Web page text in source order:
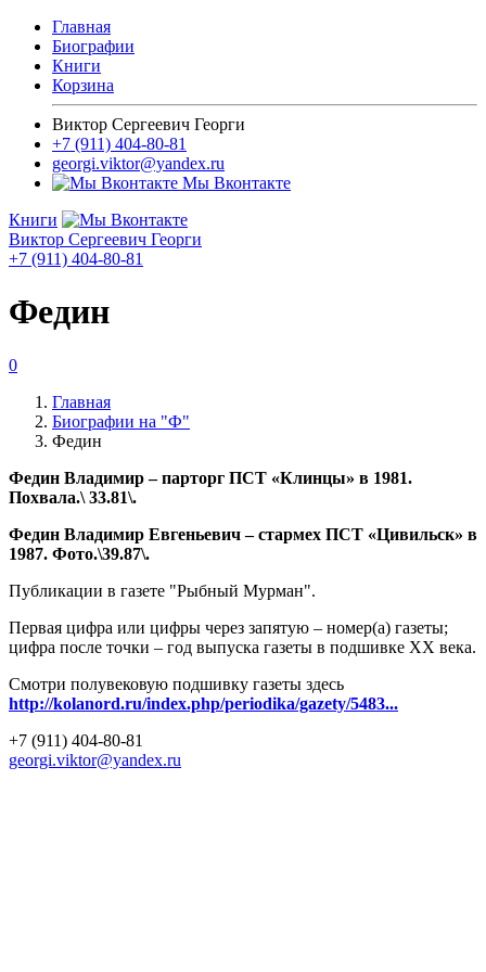
Главная
Биографии
Книги
Корзина
Виктор Сергеевич Георги
+7 (911) 404-80-81
georgi.viktor@yandex.ru
Мы Вконтакте
Книги
Виктор Сергеевич Георги
+7 (911) 404-80-81
Федин
0
Главная
Биографии на "Ф"
Федин
Федин Владимир – парторг ПСТ «Клинцы» в 1981.
Похвала.\ 33.81\.
Федин Владимир Евгеньевич – стармех ПСТ «Цивильск» в
1987. Фото.\39.87\.
Публикации в газете "Рыбный Мурман".
Первая цифра или цифры через запятую – номер(а) газеты;
цифра после точки – год выпуска газеты в подшивке ХХ века.
Смотри полувековую подшивку газеты здесь
http://kolanord.ru/index.php/periodika/gazety/5483...
+7 (911) 404-80-81
georgi.viktor@yandex.ru